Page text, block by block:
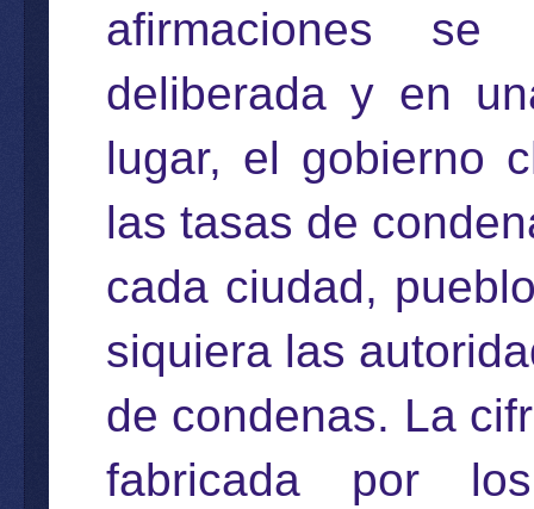
afirmaciones se
deliberada y en
lugar, el gobierno
las tasas de
cada ciudad,
siquiera las
de condenas. La
fabricada por